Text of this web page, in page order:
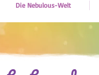
Die Nebulous-Welt